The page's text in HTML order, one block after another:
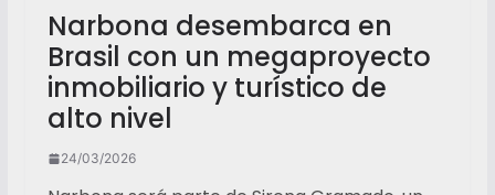
Narbona desembarca en
Brasil con un megaproyecto
inmobiliario y turístico de
alto nivel
24/03/2026